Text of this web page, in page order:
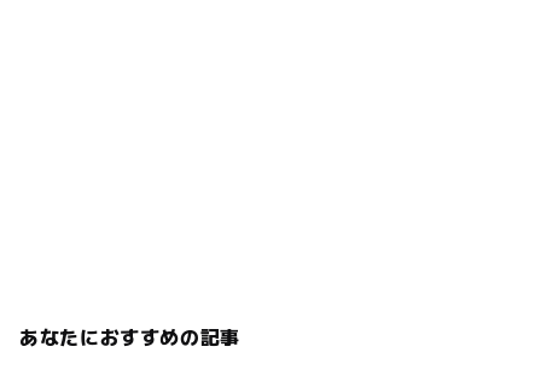
あなたにおすすめの記事